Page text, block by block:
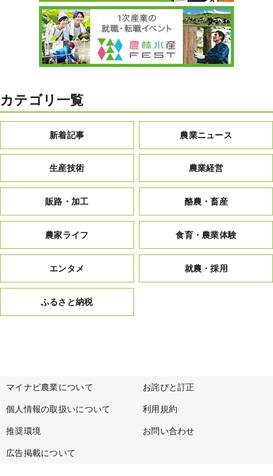
カテゴリ一覧
新着記事 農業ニュース
生産技術 農業経営
販路・加工 酪農・畜産
農家ライフ 食育・農業体験
エンタメ 就農・採用
ふるさと納税
マイナビ農業について お詫びと訂正
個人情報の取扱いについて 利用規約
推奨環境 お問い合わせ
広告掲載について